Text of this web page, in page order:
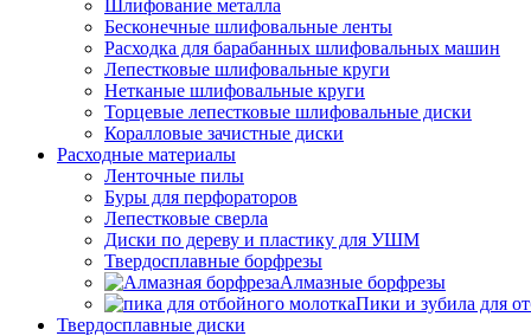
Шлифование металла
Бесконечные шлифовальные ленты
Расходка для барабанных шлифовальных машин
Лепестковые шлифовальные круги
Нетканые шлифовальные круги
Торцевые лепестковые шлифовальные диски
Коралловые зачистные диски
Расходные материалы
Ленточные пилы
Буры для перфораторов
Лепестковые сверла
Диски по дереву и пластику для УШМ
Твердосплавные борфрезы
Алмазные борфрезы
Пики и зубила для
Твердосплавные диски